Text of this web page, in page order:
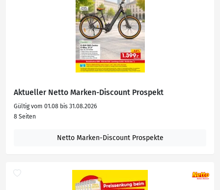
Aktueller Netto Marken-Discount Prospekt
Gültig vom 01.08 bis 31.08.2026
8 Seiten
Netto Marken-Discount Prospekte